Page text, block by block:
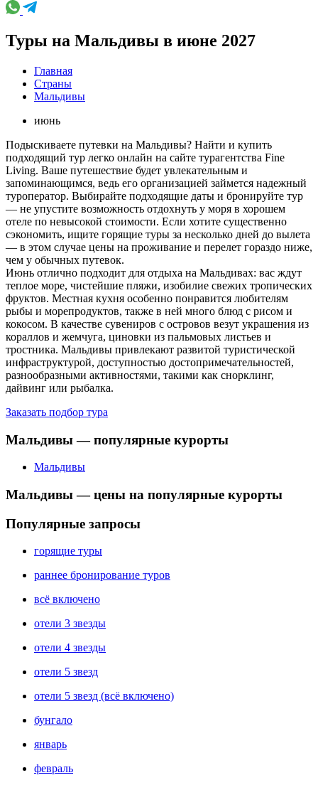
Туры на Мальдивы в июне 2027
Главная
Страны
Мальдивы
июнь
Подыскиваете путевки на Мальдивы? Найти и купить
подходящий тур легко онлайн на сайте турагентства Fine
Living. Ваше путешествие будет увлекательным и
запоминающимся, ведь его организацией займется надежный
туроператор. Выбирайте подходящие даты и бронируйте тур
— не упустите возможность отдохнуть у моря в хорошем
отеле по невысокой стоимости. Если хотите существенно
сэкономить, ищите горящие туры за несколько дней до вылета
— в этом случае цены на проживание и перелет гораздо ниже,
чем у обычных путевок.
Июнь отлично подходит для отдыха на Мальдивах: вас ждут
теплое море, чистейшие пляжи, изобилие свежих тропических
фруктов. Местная кухня особенно понравится любителям
рыбы и морепродуктов, также в ней много блюд с рисом и
кокосом. В качестве сувениров с островов везут украшения из
кораллов и жемчуга, циновки из пальмовых листьев и
тростника. Мальдивы привлекают развитой туристической
инфраструктурой, доступностью достопримечательностей,
разнообразными активностями, такими как снорклинг,
дайвинг или рыбалка.
Заказать подбор тура
Мальдивы — популярные курорты
Мальдивы
Мальдивы — цены на популярные курорты
Популярные запросы
горящие туры
раннее бронирование туров
всё включено
отели 3 звезды
отели 4 звезды
отели 5 звезд
отели 5 звезд (всё включено)
бунгало
январь
февраль